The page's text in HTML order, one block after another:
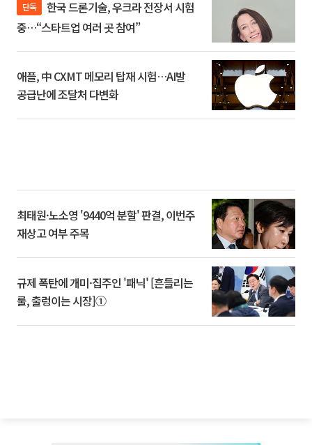
단독
중…“스타트업 여러 곳 참여”
애플, 中 CXMT 메모리 탑재 시험…AI발
공급난에 조달처 다변화
최태원·노소영 '9440억 분할' 판결, 이번주
재상고 여부 주목
규제 폭탄에 개미·집주인 '패닉' [흔들리는
룰, 출렁이는 시장]①